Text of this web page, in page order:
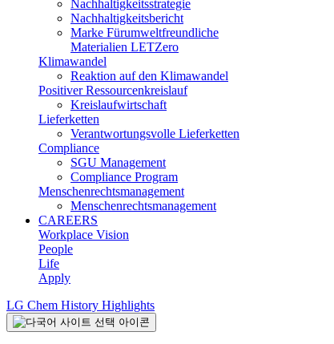
Nachhaltigkeitsstrategie
Nachhaltigkeitsbericht​
Marke Fürumweltfreundliche
Materialien LETZero
Klimawandel
Reaktion auf den Klimawandel
Positiver Ressourcenkreislauf
Kreislaufwirtschaft
Lieferketten
Verantwortungsvolle Lieferketten
Compliance
SGU Management
Compliance Program
Menschenrechtsmanagement
Menschenrechtsmanagement
CAREERS
Workplace Vision
People
Life
Apply
LG Chem History Highlights